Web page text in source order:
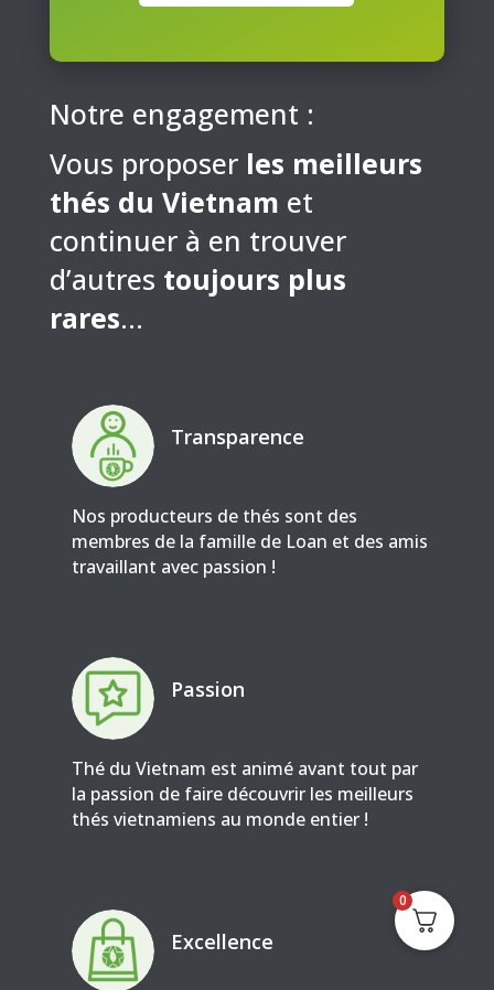
Notre engagement :
Vous proposer les meilleurs
thés du Vietnam et
continuer à en trouver
d’autres toujours plus
rares…
Transparence
Nos producteurs de thés sont des
membres de la famille de Loan et des amis
travaillant avec passion !
Passion
Thé du Vietnam est animé avant tout par
la passion de faire découvrir les meilleurs
thés vietnamiens au monde entier !
Excellence
0